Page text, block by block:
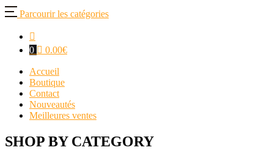
Parcourir les catégories
0 0.00€
Accueil
Boutique
Contact
Nouveautés
Meilleures ventes
SHOP BY CATEGORY